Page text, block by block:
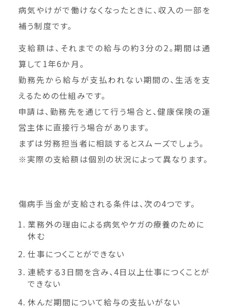
病気やけがで働けなくなったときに、収入の一部を
補う制度です。
支給額は、それまでの給与の約3分の2。期間は通
算して1年6か月。
勤務先から給与が支払われない期間の、生活を支
えるための仕組みです。
申請は、勤務先を通じて行う場合と、健康保険の運
営主体に直接行う場合があります。
まずは労務担当者に相談するとスムーズでしょう。
※実際の支給額は個別の状況によって異なります。
傷病手当金が支給される条件は、次の4つです。
業務外の理由による病気やケガの療養のために
休む
仕事につくことができない
連続する3日間を含み、4日以上仕事につくことが
できない
休んだ期間について給与の支払いがない